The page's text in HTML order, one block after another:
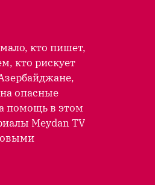
кто пишет,
кто рискует
опасные
помощь в этом
Meydan TV